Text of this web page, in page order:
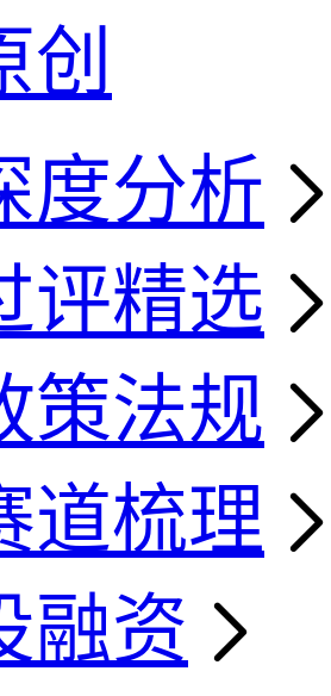
创
度分析
评精选
策法规
道梳理
融资